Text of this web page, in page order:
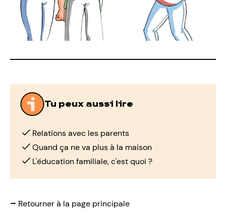
Tu peux aussi lire
Relations avec les parents
Quand ça ne va plus à la maison
L'éducation familiale, c'est quoi ?
⭢ Retourner à la page principale